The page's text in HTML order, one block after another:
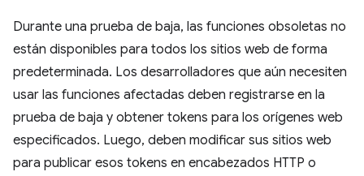
Durante una prueba de baja, las funciones obsoletas no
están disponibles para todos los sitios web de forma
predeterminada. Los desarrolladores que aún necesiten
usar las funciones afectadas deben registrarse en la
prueba de baja y obtener tokens para los orígenes web
especificados. Luego, deben modificar sus sitios web
para publicar esos tokens en encabezados HTTP o